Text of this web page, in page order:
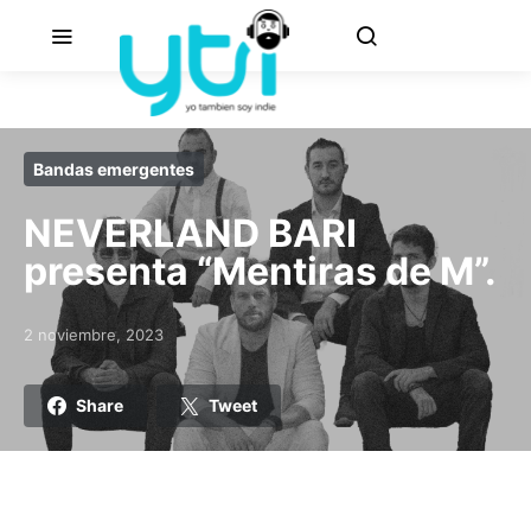
Bandas emergentes
NEVERLAND BARI
presenta “Mentiras de M”.
Posted on
2 noviembre, 2023
Share Tweet